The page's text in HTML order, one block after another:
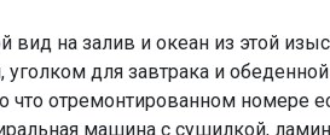
на залив и океан из этой
для завтрака и
что отремонтированном номере
машина с сушилкой,